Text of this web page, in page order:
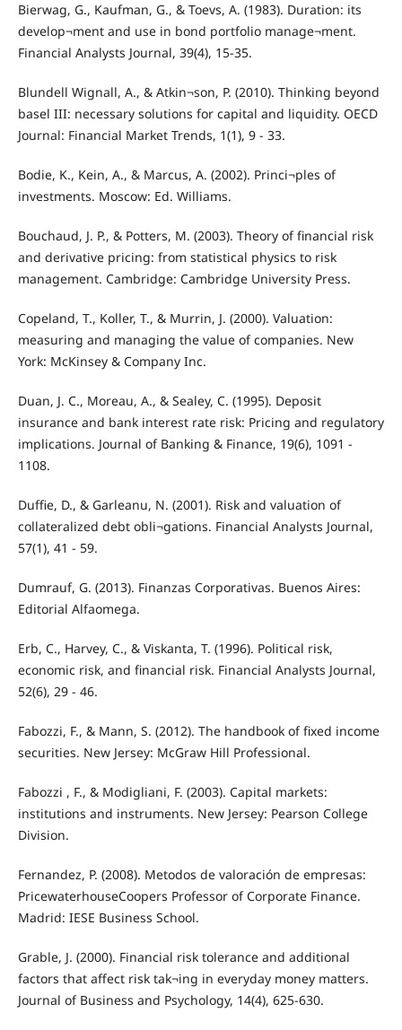
Bierwag, G., Kaufman, G., & Toevs, A. (1983). Duration: its
develop¬ment and use in bond portfolio manage¬ment.
Financial Analysts Journal, 39(4), 15-35.
Blundell Wignall, A., & Atkin¬son, P. (2010). Thinking beyond
basel III: necessary solutions for capital and liquidity. OECD
Journal: Financial Market Trends, 1(1), 9 - 33.
Bodie, K., Kein, A., & Marcus, A. (2002). Princi¬ples of
investments. Moscow: Ed. Williams.
Bouchaud, J. P., & Potters, M. (2003). Theory of financial risk
and derivative pricing: from statistical physics to risk
management. Cambridge: Cambridge University Press.
Copeland, T., Koller, T., & Murrin, J. (2000). Valuation:
measuring and managing the value of companies. New
York: McKinsey & Company Inc.
Duan, J. C., Moreau, A., & Sealey, C. (1995). Deposit
insurance and bank interest rate risk: Pricing and regulatory
implications. Journal of Banking & Finance, 19(6), 1091 -
1108.
Duffie, D., & Garleanu, N. (2001). Risk and valuation of
collateralized debt obli¬gations. Financial Analysts Journal,
57(1), 41 - 59.
Dumrauf, G. (2013). Finanzas Corporativas. Buenos Aires:
Editorial Alfaomega.
Erb, C., Harvey, C., & Viskanta, T. (1996). Political risk,
economic risk, and financial risk. Financial Analysts Journal,
52(6), 29 - 46.
Fabozzi, F., & Mann, S. (2012). The handbook of fixed income
securities. New Jersey: McGraw Hill Professional.
Fabozzi , F., & Modigliani, F. (2003). Capital markets:
institutions and instruments. New Jersey: Pearson College
Division.
Fernandez, P. (2008). Metodos de valoración de empresas:
PricewaterhouseCoopers Professor of Corporate Finance.
Madrid: IESE Business School.
Grable, J. (2000). Financial risk tolerance and additional
factors that affect risk tak¬ing in everyday money matters.
Journal of Business and Psychology, 14(4), 625-630.